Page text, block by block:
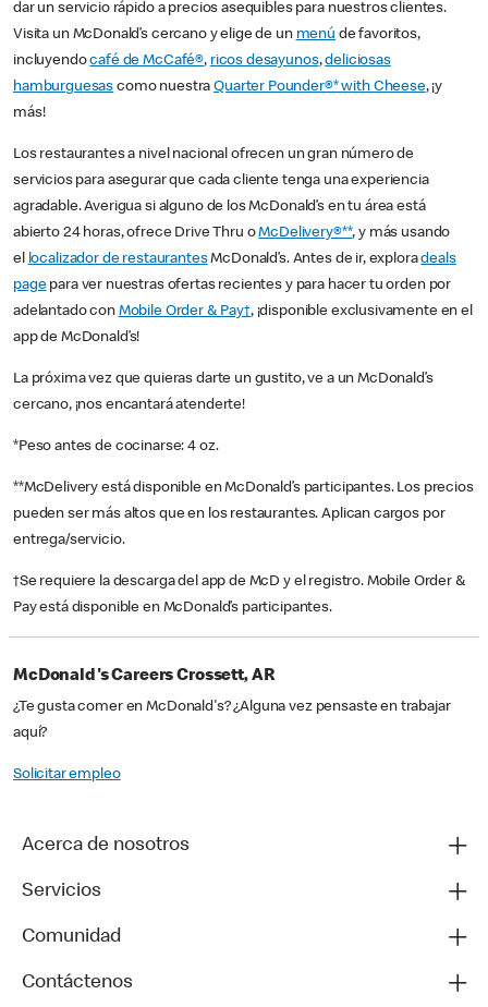
dar un servicio rápido a precios asequibles para nuestros clientes.
Visita un McDonald’s cercano y elige de un menú de favoritos,
incluyendocafé de McCafé®, ricos desayunos,deliciosas
hamburguesas como nuestraQuarter Pounder®* with Cheese, ¡y
más!
Los restaurantes a nivel nacional ofrecen un gran número de
servicios para asegurar que cada cliente tenga una experiencia
agradable. Averigua si alguno de los McDonald’s en tu área está
abierto 24 horas, ofrece Drive Thru oMcDelivery®**, y más usando
el localizador de restaurantesMcDonald’s. Antes de ir, exploradeals
pagepara ver nuestras ofertas recientes y para hacer tu orden por
adelantado con Mobile Order & Pay†, ¡disponible exclusivamente en el
app de McDonald’s!
La próxima vez que quieras darte un gustito, ve a un McDonald’s
cercano, ¡nos encantará atenderte!
*Peso antes de cocinarse: 4 oz.
**McDelivery está disponible en McDonald’s participantes. Los precios
pueden ser más altos que en los restaurantes. Aplican cargos por
entrega/servicio.
†Se requiere la descarga del app de McD y el registro. Mobile Order &
Pay está disponible en McDonald’s participantes.
McDonald's Careers Crossett, AR
¿Te gusta comer en McDonald's? ¿Alguna vez pensaste en trabajar
aquí?
Solicitar empleo
Acerca de nosotros
Servicios
Comunidad
Contáctenos